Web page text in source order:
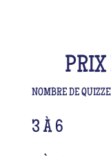
PRIX
NOMBRE DE
3 À 6